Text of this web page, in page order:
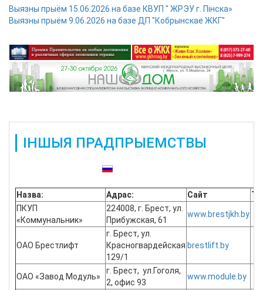
Выязны прыём 15.06.2026 на базе КВУП " ЖРЭУ г. Пінска»
Выязны прыём 9.06.2026 на базе ДП "Кобрынскае ЖКГ"
ІНШЫЯ ПРАДПРЫЕМСТВЫ
Таксама даступныя:
Назва: Адрас: Сайт
ПКУП
«Коммунальник»
224008, г. Брест, ул.
Прибужская, 61
www.brestjkh.by
ОАО Брестлифт
г. Брест, ул.
Красногвардейская
129/1
brestlift.by
ОАО «Завод Модуль»
г. Брест, ул.Гоголя,
2, офис 93
www.module.by